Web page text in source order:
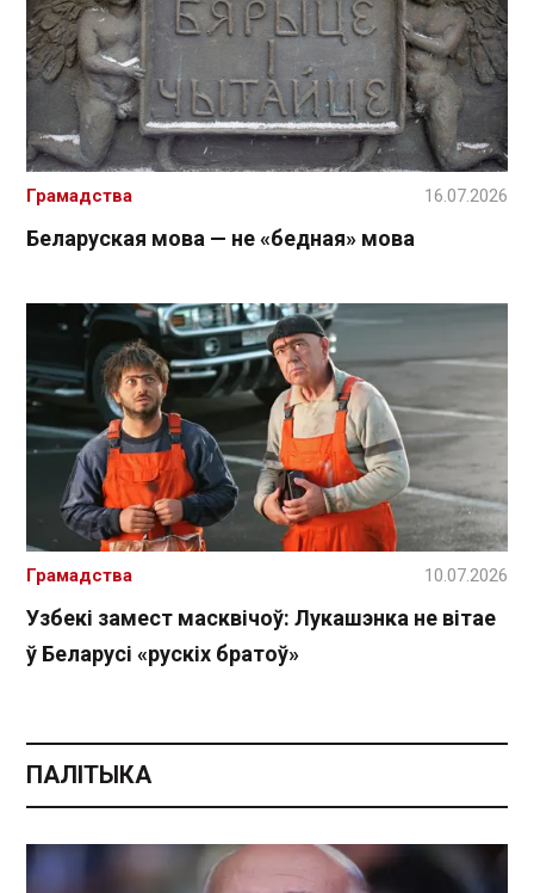
Беларуская мова — не «бедная» мова
Грамадства 16.07.2026
Узбекі замест масквічоў: Лукашэнка не вітае
ў Беларусі «рускіх братоў»
Грамадства 10.07.2026
ПАЛІТЫКА